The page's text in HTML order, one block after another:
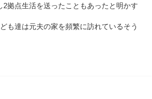
拠点生活を送ったこともあったと明かす
も達は元夫の家を頻繁に訪れているそう